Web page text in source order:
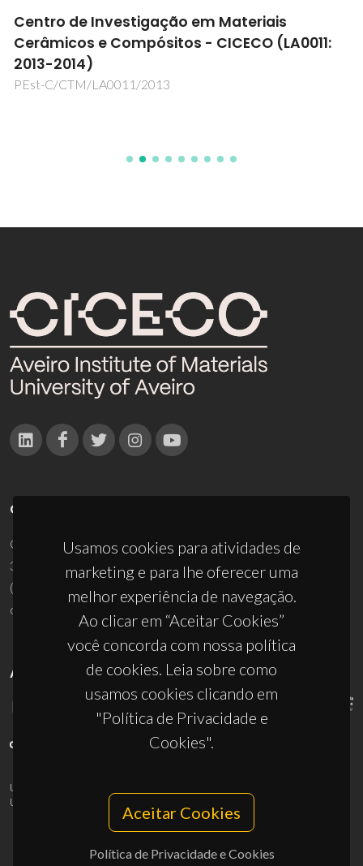
Centro de Investigação em Materiais
Cerâmicos e Compósitos - CICECO (LA0011:
2013-2014)
PEst-C/CTM/LA0011/2013
Usamos cookies para atividades de
marketing e para lhe oferecer uma
melhor experiência de navegação.
Ao clicar em “Aceitar Cookies”
você concorda com nossa política
de cookies. Leia sobre como
usamos cookies clicando em
"Política de Privacidade e
Cookies".
Aceitar Cookies
Política de Privacidade e Cookies
CONTACTOS
Campus Universitário de Santiago
3810-193 Aveiro - Portugal
(+351) 234 370 200
ciceco@ua.pt
APOIOS
UID/PRR/50011/2025
UID/PRR2/50011/2025
10.54499/UID/PRR2/50011/2025